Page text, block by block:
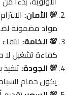
💯 الأمان:
مواد مضمونة
💯 الخامة:
كفاءة تشغيل لا
💯 الجودة:
يكون حمام